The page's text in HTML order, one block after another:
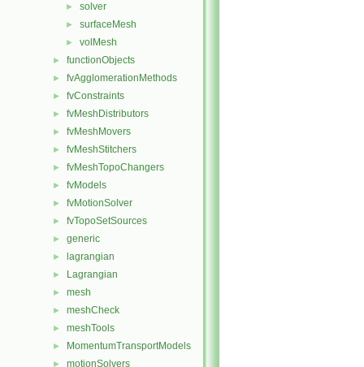
► solver
► surfaceMesh
► volMesh
► functionObjects
► fvAgglomerationMethods
► fvConstraints
► fvMeshDistributors
► fvMeshMovers
► fvMeshStitchers
► fvMeshTopoChangers
► fvModels
► fvMotionSolver
► fvTopoSetSources
► generic
► lagrangian
► Lagrangian
► mesh
► meshCheck
► meshTools
► MomentumTransportModels
► motionSolvers